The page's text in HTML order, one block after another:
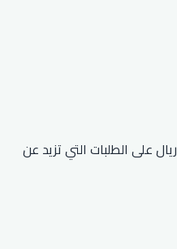
مجموعة متنوعة من أكواد الخصم والقسائم لمساعدة العملاء على توفير المال عند التسوق عبر الإنترنت. يمكن للعملاء استخدام كود FPZ والحصول على خصم 10 ريال على الطلبات التي تزيد عن